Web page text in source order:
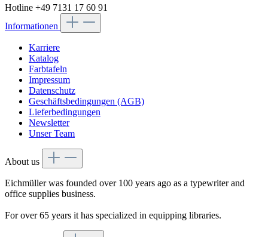
Hotline +49 7131 17 60 91
Informationen
Karriere
Katalog
Farbtafeln
Impressum
Datenschutz
Geschäftsbedingungen (AGB)
Lieferbedingungen
Newsletter
Unser Team
About us
Eichmüller was founded over 100 years ago as a typewriter and
office supplies business.
For over 65 years it has specialized in equipping libraries.